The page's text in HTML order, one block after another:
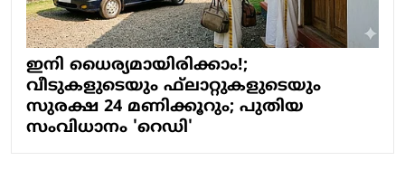
ഇനി ധൈര്യമായിരിക്കാം!;
വീടുകളുടെയും ഫ്‌ലാറ്റുകളുടെയും
സുരക്ഷ 24 മണിക്കൂറും; പുതിയ
സംവിധാനം 'റെഡി'